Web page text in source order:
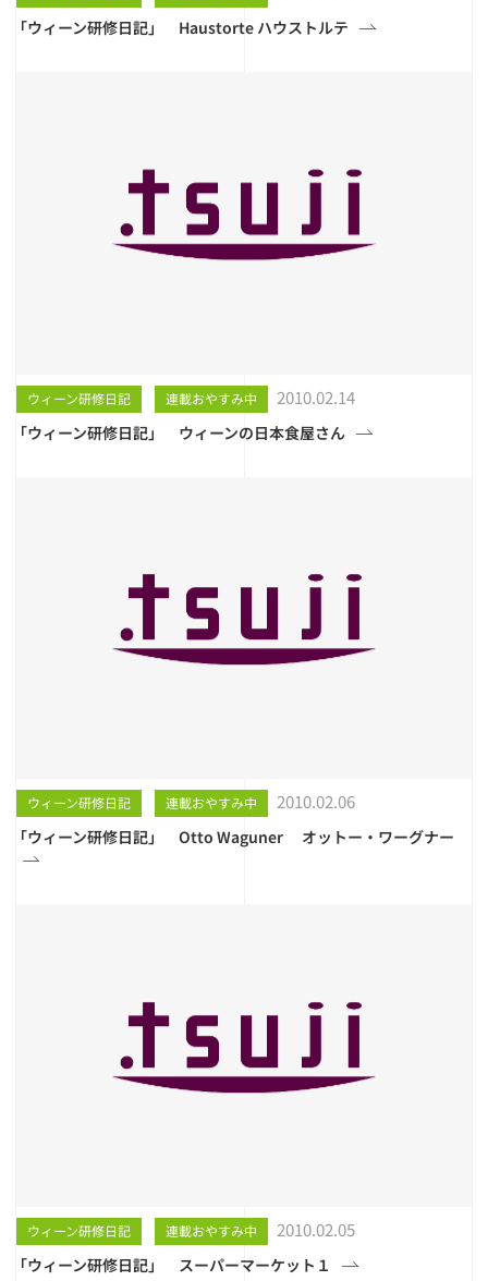
「ウィーン研修日記」 Haustorte ハウストルテ
ウィーン研修日記 連載おやすみ中 2010.02.14
「ウィーン研修日記」 ウィーンの日本食屋さん
ウィーン研修日記 連載おやすみ中 2010.02.06
「ウィーン研修日記」 Otto Waguner オットー・ワーグナー
ウィーン研修日記 連載おやすみ中 2010.02.05
「ウィーン研修日記」 スーパーマーケット１